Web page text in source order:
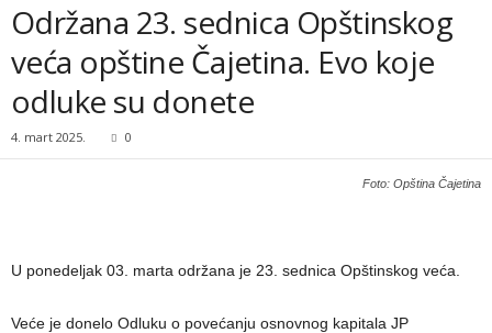
Održana 23. sednica Opštinskog
veća opštine Čajetina. Evo koje
odluke su donete
4. mart 2025. 0
Foto: Opština Čajetina
U ponedeljak 03. marta održana je 23. sednica Opštinskog veća.
Veće je donelo Odluku o povećanju osnovnog kapitala JP